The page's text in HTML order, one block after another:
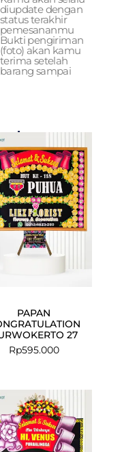
diupdate dengan
status terakhir
pemesananmu
Bukti pengiriman
(foto) akan kamu
terima setelah
barang sampai
PAPAN
27
Rp595.000